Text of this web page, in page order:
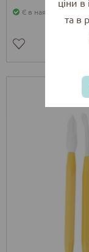
Є в наявності
ціни
та в